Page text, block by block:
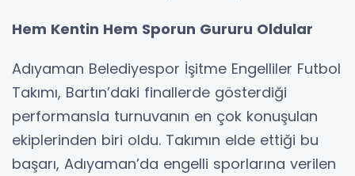
Hem Kentin Hem Sporun Gururu Oldular
Adıyaman Belediyespor İşitme Engelliler Futbol
Takımı, Bartın’daki finallerde gösterdiği
performansla turnuvanın en çok konuşulan
ekiplerinden biri oldu. Takımın elde ettiği bu
başarı, Adıyaman’da engelli sporlarına verilen